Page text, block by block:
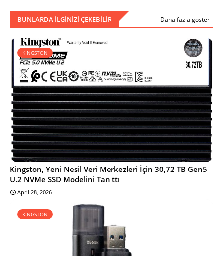
BUNLARDA ILGINIZI ÇEKEBILIR Daha fazla göster
KİNGSTON
Kingston, Yeni Nesil Veri Merkezleri İçin 30,72 TB Gen5
U.2 NVMe SSD Modelini Tanıttı
April 28, 2026
KİNGSTON